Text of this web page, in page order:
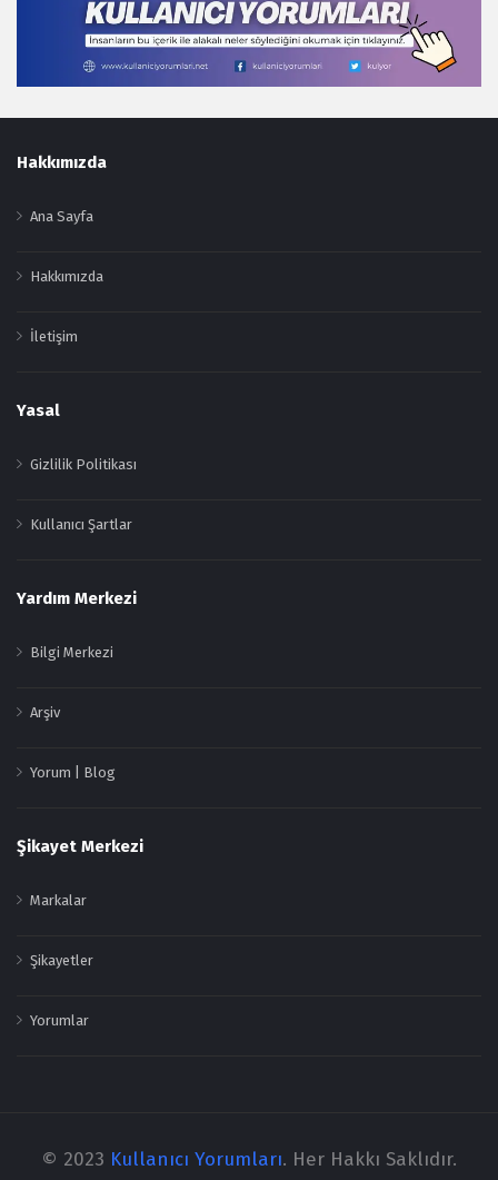
Footer
Hakkımızda
Ana Sayfa
Hakkımızda
İletişim
Yasal
Gizlilik Politikası
Kullanıcı Şartlar
Yardım Merkezi
Bilgi Merkezi
Arşiv
Yorum | Blog
Şikayet Merkezi
Markalar
Şikayetler
Yorumlar
© 2023 Kullanıcı Yorumları. Her Hakkı Saklıdır.